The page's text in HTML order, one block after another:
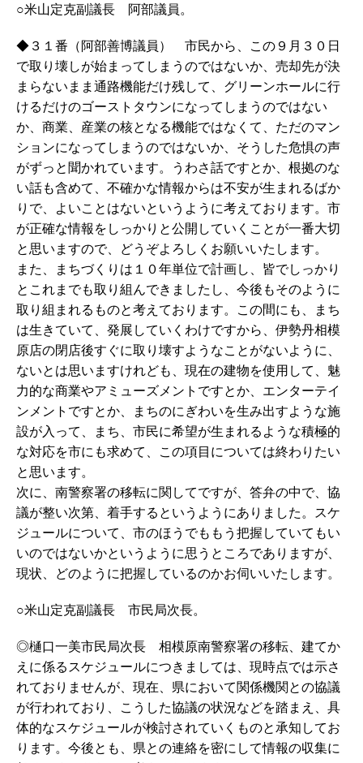
○米山定克副議長 阿部議員。
◆３１番（阿部善博議員） 市民から、この９月３０日
で取り壊しが始まってしまうのではないか、売却先が決
まらないまま通路機能だけ残して、グリーンホールに行
けるだけのゴーストタウンになってしまうのではない
か、商業、産業の核となる機能ではなくて、ただのマン
ションになってしまうのではないか、そうした危惧の声
がずっと聞かれています。うわさ話ですとか、根拠のな
い話も含めて、不確かな情報からは不安が生まれるばか
りで、よいことはないというように考えております。市
が正確な情報をしっかりと公開していくことが一番大切
と思いますので、どうぞよろしくお願いいたします。
また、まちづくりは１０年単位で計画し、皆でしっかり
とこれまでも取り組んできましたし、今後もそのように
取り組まれるものと考えております。この間にも、まち
は生きていて、発展していくわけですから、伊勢丹相模
原店の閉店後すぐに取り壊すようなことがないように、
ないとは思いますけれども、現在の建物を使用して、魅
力的な商業やアミューズメントですとか、エンターテイ
ンメントですとか、まちのにぎわいを生み出すような施
設が入って、まち、市民に希望が生まれるような積極的
な対応を市にも求めて、この項目については終わりたい
と思います。
次に、南警察署の移転に関してですが、答弁の中で、協
議が整い次第、着手するというようにありました。スケ
ジュールについて、市のほうでももう把握していてもい
いのではないかというように思うところでありますが、
現状、どのように把握しているのかお伺いいたします。
○米山定克副議長 市民局次長。
◎樋口一美市民局次長 相模原南警察署の移転、建てか
えに係るスケジュールにつきましては、現時点では示さ
れておりませんが、現在、県において関係機関との協議
が行われており、こうした協議の状況などを踏まえ、具
体的なスケジュールが検討されていくものと承知してお
ります。今後とも、県との連絡を密にして情報の収集に